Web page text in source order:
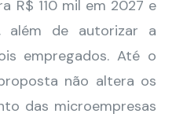
R$ 110 mil em 2027 e
além de autorizar a
empregados. Até o
não altera os
das microempresas